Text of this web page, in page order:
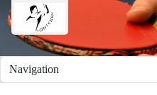
Panneau de gestion des cookies